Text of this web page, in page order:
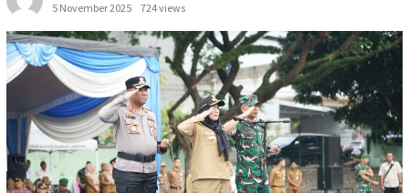
5 November 2025
724 views